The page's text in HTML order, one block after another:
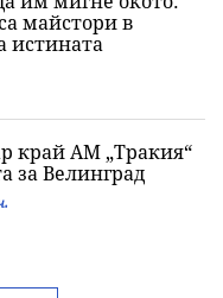
майстори в
истината
край АМ „Тракия“
за Велинград